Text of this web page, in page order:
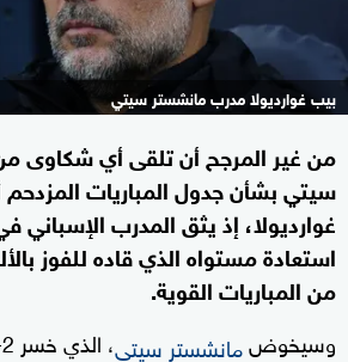
بيب غوارديولا مدرب مانشستر سيتي
من غير المرجح أن تلقى أي شكاوى
سيتي بشأن جدول المباريات
غوارديولا، إذ يثق المدرب الإسباني
استعادة مستواه الذي قاده للفوز
من المباريات القوية.
وسيخوضمانشستر سيتي، الذي خسر 2-1 على ملعب